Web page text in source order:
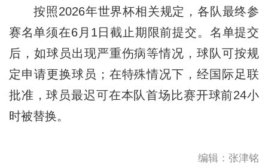
按照2026年世界杯相关规定，各队最终参
赛名单须在6月1日截止期限前提交。名单提交
后，如球员出现严重伤病等情况，球队可按规
定申请更换球员；在特殊情况下，经国际足联
批准，球员最迟可在本队首场比赛开球前24小
时被替换。
编辑：张津铭